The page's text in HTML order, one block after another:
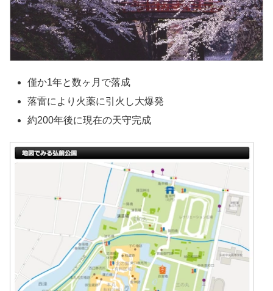
僅か1年と数ヶ月で落成
落雷により火薬に引火し大爆発
約200年後に現在の天守完成